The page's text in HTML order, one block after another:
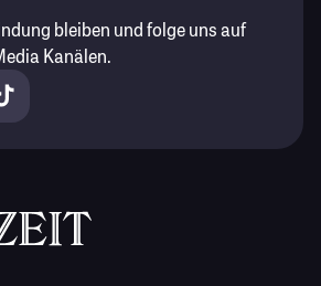
bleiben und folge uns auf
Kanälen.